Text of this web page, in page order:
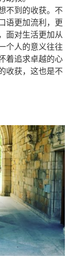
不到的收获。不
语更加流利，更
面对生活更加从
个人的意义往往
着追求卓越的心
收获，这也是不